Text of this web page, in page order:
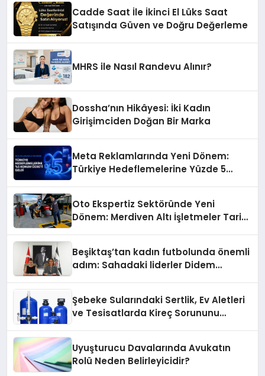
Cadde Saat İle İkinci El Lüks Saat
Satışında Güven ve Doğru Değerleme
MHRS ile Nasıl Randevu Alınır?
Dossha’nın Hikâyesi: İki Kadın
Girişimciden Doğan Bir Marka
Meta Reklamlarında Yeni Dönem:
Türkiye Hedeflemelerine Yüzde 5
Oto Ekspertiz Sektöründe Yeni
Dönem: Merdiven Altı İşletmeler Tarih
Beşiktaş’tan kadın futbolunda önemli
adım: Sahadaki liderler Didem
Şebeke Sularındaki Sertlik, Ev Aletleri
ve Tesisatlarda Kireç Sorununu
Uyuşturucu Davalarında Avukatın
Rolü Neden Belirleyicidir?